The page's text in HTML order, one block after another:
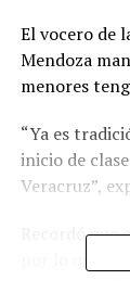
El vocero de
Mendoza
menores
“Ya es
inicio de
Veracruz”,
Recordó
por lo que el